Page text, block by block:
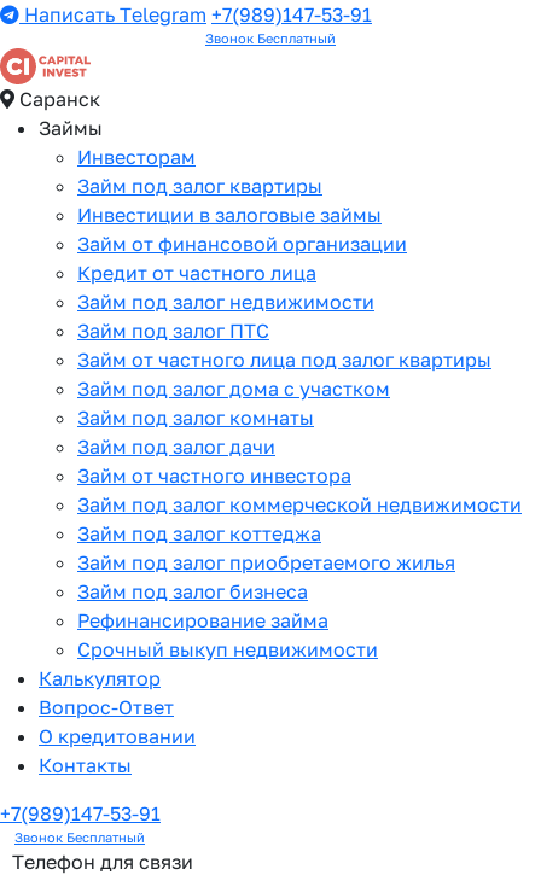
Написать Telegram +7(989)147-53-91
Звонок Бесплатный
Саранск
Займы
Инвесторам
Займ под залог квартиры
Инвестиции в залоговые займы
Займ от финансовой организации
Кредит от частного лица
Займ под залог недвижимости
Займ под залог ПТС
Займ от частного лица под залог квартиры
Займ под залог дома с участком
Займ под залог комнаты
Займ под залог дачи
Займ от частного инвестора
Займ под залог коммерческой недвижимости
Займ под залог коттеджа
Займ под залог приобретаемого жилья
Займ под залог бизнеса
Рефинансирование займа
Срочный выкуп недвижимости
Калькулятор
Вопрос-Ответ
О кредитовании
Контакты
+7(989)147-53-91
Звонок Бесплатный
Телефон для связи